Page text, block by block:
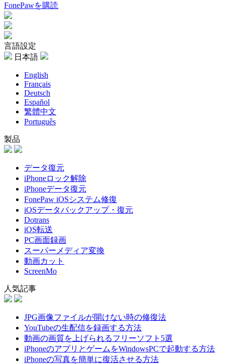
FonePawを購読
言語設定
日本語
English
Français
Deutsch
Español
繁體中文
Português
製品
データ復元
iPhoneロック解除
iPhoneデータ復元
FonePaw iOSシステム修復
iOSデータバックアップ・復元
Dotrans
iOS転送
PC画面録画
スーパーメディア変換
動画カット
ScreenMo
人気記事
JPG画像ファイルが開けない時の修復法
YouTubeの生配信を録画する方法
動画の画質を上げられるフリーソフト5選
iPhoneのアプリとゲームをWindowsPCで起動する方法
iPhoneの写真を簡単に復活させる方法